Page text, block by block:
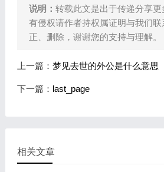
说明： 转载此文是出于传递分享
有侵权请作者持权属证明与我们
正、删除，谢谢您的支持与理解。
上一篇： 梦见去世的外公是什么意思
下一篇： last_page
相关文章